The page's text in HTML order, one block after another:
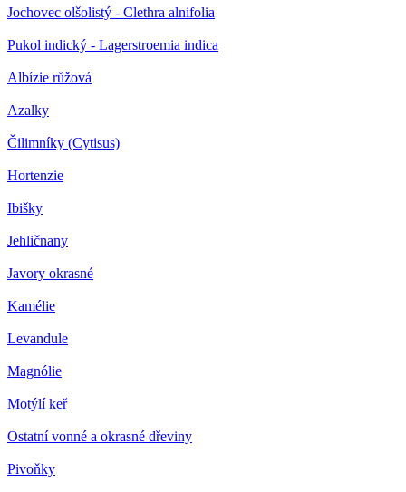
Jochovec olšolistý - Clethra alnifolia
Pukol indický - Lagerstroemia indica
Albízie růžová
Azalky
Čilimníky (Cytisus)
Hortenzie
Ibišky
Jehličnany
Javory okrasné
Kamélie
Levandule
Magnólie
Motýlí keř
Ostatní vonné a okrasné dřeviny
Pivoňky